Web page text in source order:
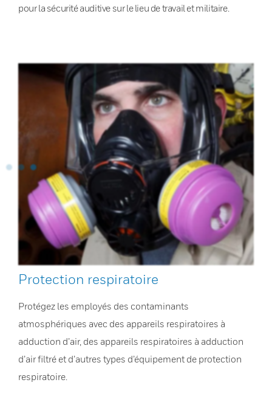
pour la sécurité auditive sur le lieu de travail et militaire.
Protection respiratoire
Protégez les employés des contaminants
atmosphériques avec des appareils respiratoires à
adduction d’air, des appareils respiratoires à adduction
d’air filtré et d’autres types d’équipement de protection
respiratoire.